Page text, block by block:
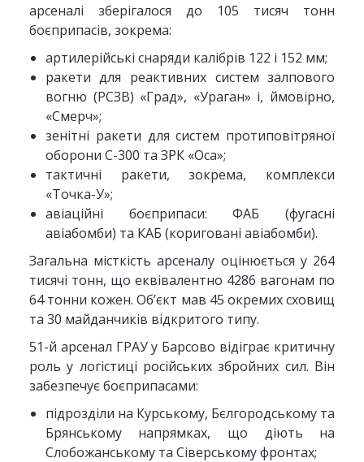
арсеналі зберігалося до 105 тисяч тонн
боєприпасів, зокрема:
артилерійські снаряди калібрів 122 і 152 мм;
ракети для реактивних систем залпового
вогню (РСЗВ) «Град», «Ураган» і, ймовірно,
«Смерч»;
зенітні ракети для систем протиповітряної
оборони С-300 та ЗРК «Оса»;
тактичні ракети, зокрема, комплекси
«Точка-У»;
авіаційні боєприпаси: ФАБ (фугасні
авіабомби) та КАБ (кориговані авіабомби).
Загальна місткість арсеналу оцінюється у 264
тисячі тонн, що еквівалентно 4286 вагонам по
64 тонни кожен. Об’єкт мав 45 окремих сховищ
та 30 майданчиків відкритого типу.
51-й арсенал ГРАУ у Барсово відіграє критичну
роль у логістиці російських збройних сил. Він
забезпечує боєприпасами:
підрозділи на Курському, Бєлгородському та
Брянському напрямках, що діють на
Слобожанському та Сіверському фронтах;